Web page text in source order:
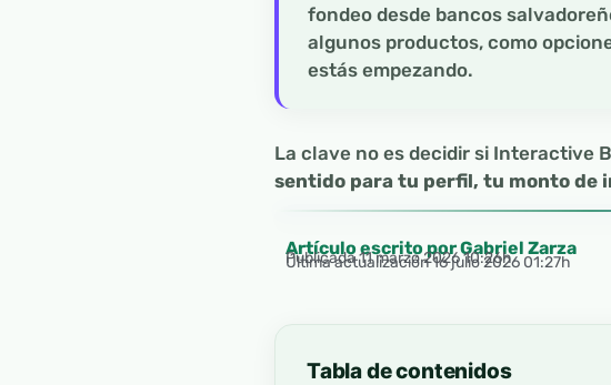
fondeo desde bancos
algunos productos, como
estás empezando.
La clave no es decidir si Interactive
sentido para tu perfil, tu monto de
Artículo escrito por Gabriel Zarza
Publicada11 marzo 2026 10:26h
Última actualización 16 julio 2026 01:27h
Tabla de contenidos